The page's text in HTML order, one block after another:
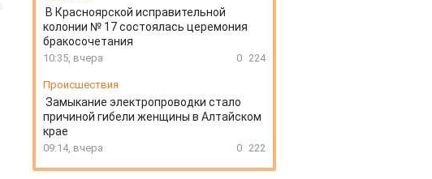
В Красноярской исправительной
колонии № 17 состоялась церемония
бракосочетания
10:35, вчера 0 224
Происшествия
Замыкание электропроводки стало
причиной гибели женщины в Алтайском
крае
09:14, вчера 0 222